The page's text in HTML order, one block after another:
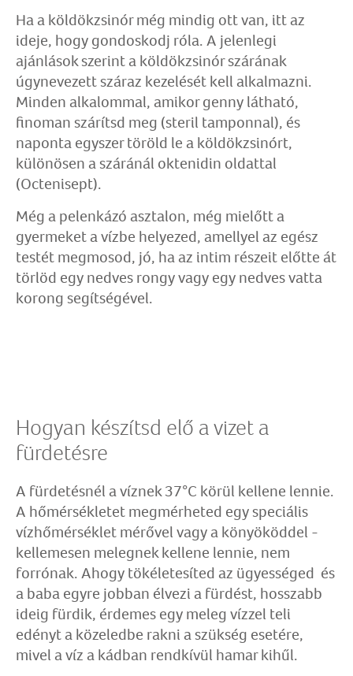
Ha a köldökzsinór még mindig ott van, itt az
ideje, hogy gondoskodj róla. A jelenlegi
ajánlások szerint a köldökzsinór szárának
úgynevezett száraz kezelését kell alkalmazni.
Minden alkalommal, amikor genny látható,
finoman szárítsd meg (steril tamponnal), és
naponta egyszer töröld le a köldökzsinórt,
különösen a száránál oktenidin oldattal
(Octenisept).
Még a pelenkázó asztalon, még mielőtt a
gyermeket a vízbe helyezed, amellyel az egész
testét megmosod, jó, ha az intim részeit előtte át
törlöd egy nedves rongy vagy egy nedves vatta
korong segítségével.
Hogyan készítsd elő a vizet a
fürdetésre
A fürdetésnél a víznek 37°C körül kellene lennie.
A hőmérsékletet megmérheted egy speciális
vízhőmérséklet mérővel vagy a könyököddel -
kellemesen melegnek kellene lennie, nem
forrónak. Ahogy tökéletesíted az ügyességed és
a baba egyre jobban élvezi a fürdést, hosszabb
ideig fürdik, érdemes egy meleg vízzel teli
edényt a közeledbe rakni a szükség esetére,
mivel a víz a kádban rendkívül hamar kihűl.